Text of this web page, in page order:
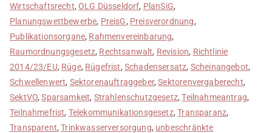
Wirtschaftsrecht,OLG Düsseldorf, PlanSiG,
Planungswettbewerbe, PreisG, Preisverordnung,
Publikationsorgane, Rahmenvereinbarung,
Raumordnungsgesetz, Rechtsanwalt, Revision, Richtlinie
2014/23/EU, Rüge, Rügefrist, Schadensersatz, Scheinangebot,
Schwellenwert, Sektorenauftraggeber,Sektorenvergaberecht,
SektVO,Sparsamkeit, Strahlenschutzgesetz,Teilnahmeantrag,
Teilnahmefrist, Telekommunikationsgesetz,Transparanz,
Transparent,Trinkwasserversorgung, unbeschränkte